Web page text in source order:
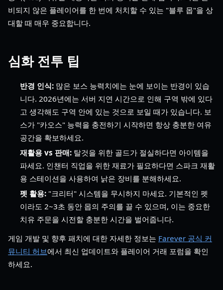
비되지 않은 플레이어를 한 번에 처치할 수 있는 "블루 몹"을 상
대할 때 매우 중요합니다.
심화 전투 팁
반경 인식: 많은 보스 능력치에는 눈에 보이는 반경이 있습
니다. 2026년에는 서버 지연 시간으로 인해 구역 밖에 있다
고 생각해도 구역 안에 있는 것으로 보일 때가 있습니다. 보
스가 "카오스" 능력을 충전하기 시작하면 항상 충분한 여유
공간을 확보하세요.
재활용 vs 판매: 탈것을 위한 골드가 절실하다면 아이템을
파세요. 인챈터 직업을 위한 재료가 필요하다면 스파크 재활
용 스테이션을 사용하여 낡은 장비를 분해하세요.
펫 활용: "크리터" 시스템을 무시하지 마세요. 기본적인 펫
이라도 2~3초 동안 몹의 주의를 끌 수 있으며, 이는 중요한
치유 주문을 시전할 충분한 시간을 벌어줍니다.
게임 개발 및 향후 패치에 대한 자세한 정보는 Farever 공식 커
뮤니티 허브에서 최신 업데이트와 플레이어 거래 포럼을 확인
하세요.